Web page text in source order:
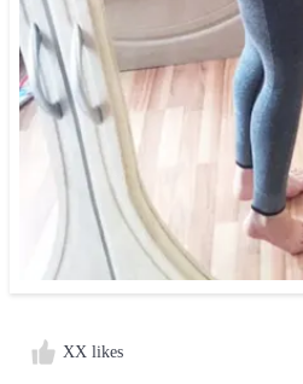
XX likes